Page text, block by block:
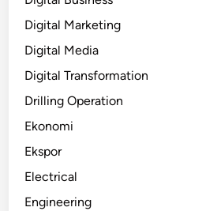
Digital Marketing
Digital Media
Digital Transformation
Drilling Operation
Ekonomi
Ekspor
Electrical
Engineering